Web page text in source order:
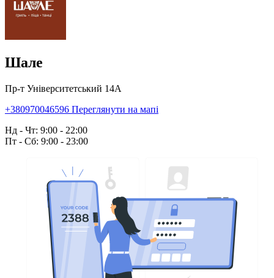
Шале
Пр-т Університетський 14А
+380970046596 Переглянути на мапі
Нд - Чт: 9:00 - 22:00
Пт - Сб: 9:00 - 23:00